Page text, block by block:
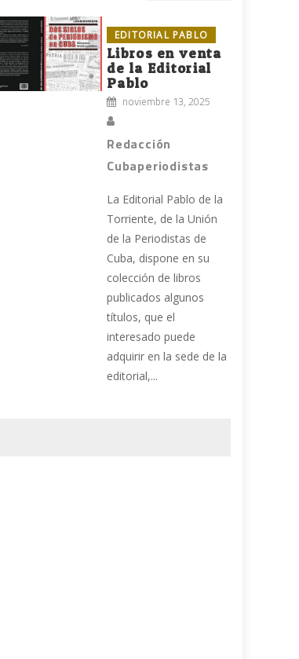
EDITORIAL PABLO
Libros en venta
de la Editorial
Pablo
noviembre 13, 2025
Redacción
Cubaperiodistas
La Editorial Pablo de la
Torriente, de la Unión
de la Periodistas de
Cuba, dispone en su
colección de libros
publicados algunos
títulos, que el
interesado puede
adquirir en la sede de la
editorial,...